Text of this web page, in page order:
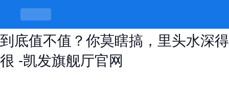
芦台站大街的100块钱的背景故事，
到底值不值？你莫瞎搞，里头水深得
很 -凯发旗舰厅官网